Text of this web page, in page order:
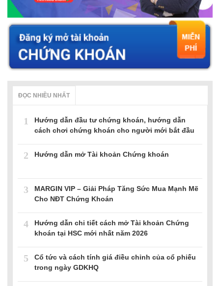
ĐỌC NHIỀU NHẤT
1
Hướng dẫn đầu tư chứng khoán, hướng dẫn
cách chơi chứng khoán cho người mới bắt đầu
2 Hướng dẫn mở Tài khoản Chứng khoán
3
MARGIN VIP – Giải Pháp Tăng Sức Mua Mạnh Mẽ
Cho NĐT Chứng Khoán
4
Hướng dẫn chi tiết cách mở Tài khoản Chứng
khoán tại HSC mới nhất năm 2026
5
Cổ tức và cách tính giá điều chỉnh của cổ phiếu
trong ngày GDKHQ